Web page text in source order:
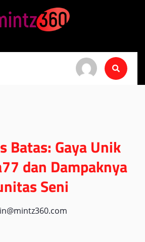
Batas: Gaya Unik
dan Dampaknya
Seni